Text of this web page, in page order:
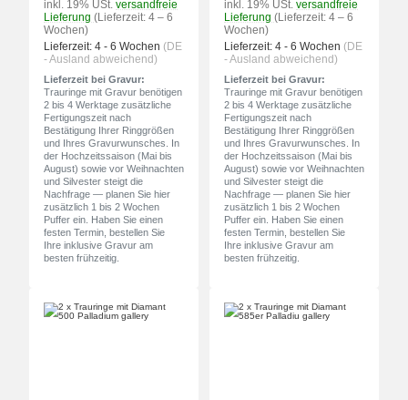
inkl. 19% USt. versandfreie
Lieferung (Lieferzeit: 4 – 6
Wochen)
Lieferzeit: 4 - 6 Wochen (DE
- Ausland abweichend)
Lieferzeit bei Gravur:
Trauringe mit Gravur benötigen
2 bis 4 Werktage zusätzliche
Fertigungszeit nach
Bestätigung Ihrer Ringgrößen
und Ihres Gravurwunsches. In
der Hochzeitssaison (Mai bis
August) sowie vor Weihnachten
und Silvester steigt die
Nachfrage — planen Sie hier
zusätzlich 1 bis 2 Wochen
Puffer ein. Haben Sie einen
festen Termin, bestellen Sie
Ihre inklusive Gravur am
besten frühzeitig.
inkl. 19% USt. versandfreie
Lieferung (Lieferzeit: 4 – 6
Wochen)
Lieferzeit: 4 - 6 Wochen (DE
- Ausland abweichend)
Lieferzeit bei Gravur:
Trauringe mit Gravur benötigen
2 bis 4 Werktage zusätzliche
Fertigungszeit nach
Bestätigung Ihrer Ringgrößen
und Ihres Gravurwunsches. In
der Hochzeitssaison (Mai bis
August) sowie vor Weihnachten
und Silvester steigt die
Nachfrage — planen Sie hier
zusätzlich 1 bis 2 Wochen
Puffer ein. Haben Sie einen
festen Termin, bestellen Sie
Ihre inklusive Gravur am
besten frühzeitig.